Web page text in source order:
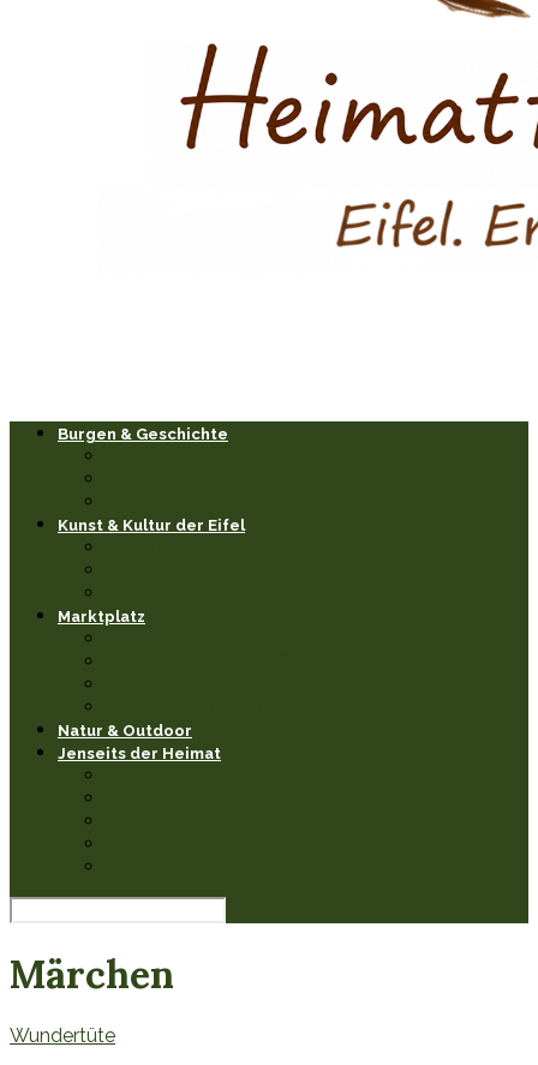
Burgen & Geschichte
Kunst & Kultur der Eifel
Marktplatz
Natur & Outdoor
Jenseits der Heimat
Märchen
Wundertüte